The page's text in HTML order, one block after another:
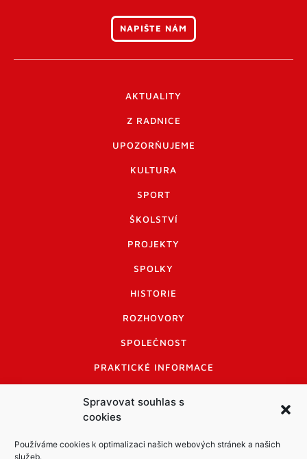
Spravovat souhlas s
cookies
Používáme cookies k optimalizaci našich webových stránek a našich
služeb.
NAPIŠTE NÁM
AKTUALITY
Z RADNICE
UPOZORŇUJEME
KULTURA
SPORT
ŠKOLSTVÍ
PROJEKTY
SPOLKY
HISTORIE
ROZHOVORY
SPOLEČNOST
PRAKTICKÉ INFORMACE
INFORMACE A KODEX DISKUTUJÍCÍCH
LOGO A LOGO MANUÁL